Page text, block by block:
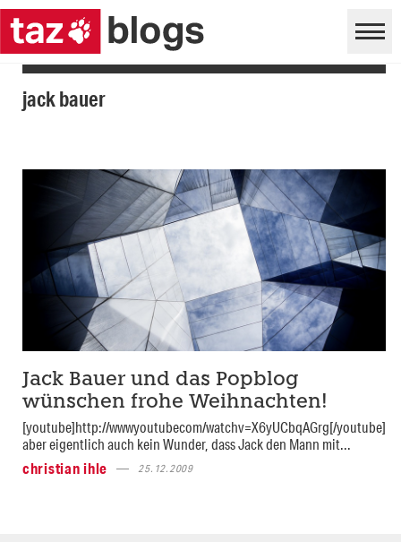
jack bauer
Jack Bauer und das Popblog
wünschen frohe Weihnachten!
[youtube]http://wwwyoutubecom/watchv=X6yUCbqAGrg[/youtube]
aber eigentlich auch kein Wunder, dass Jack den Mann mit...
christian ihle
25.12.2009